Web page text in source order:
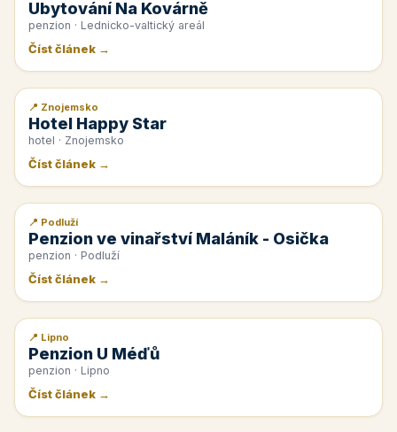
Ubytování Na Kovárně
penzion · Lednicko-valtický areál
Číst článek →
📰 PR článek
📍 Znojemsko
Hotel Happy Star
hotel · Znojemsko
Číst článek →
📰 PR článek
📍 Podluží
Penzion ve vinařství Maláník - Osička
penzion · Podluží
Číst článek →
📰 PR článek
📍 Lipno
Penzion U Méďů
penzion · Lipno
Číst článek →